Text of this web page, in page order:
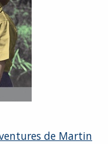
de Martin